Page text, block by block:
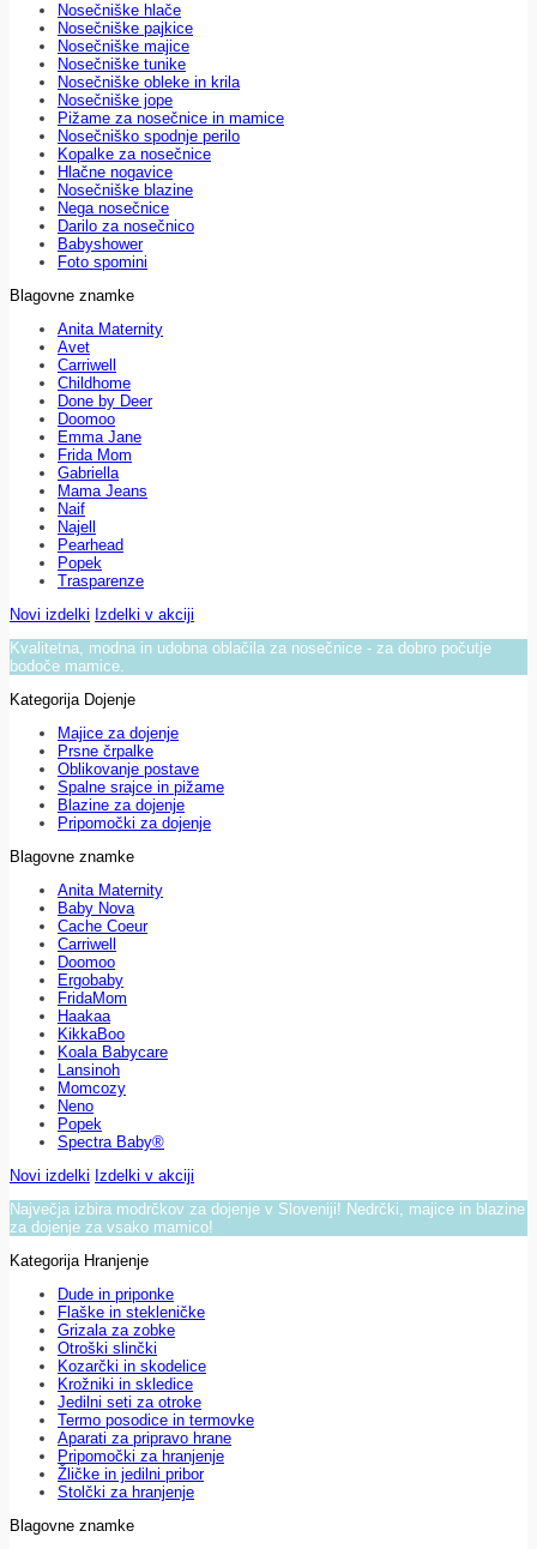
Nosečniške hlače
Nosečniške pajkice
Nosečniške majice
Nosečniške tunike
Nosečniške obleke in krila
Nosečniške jope
Pižame za nosečnice in mamice
Nosečniško spodnje perilo
Kopalke za nosečnice
Hlačne nogavice
Nosečniške blazine
Nega nosečnice
Darilo za nosečnico
Babyshower
Foto spomini
Blagovne znamke
Anita Maternity
Avet
Carriwell
Childhome
Done by Deer
Doomoo
Emma Jane
Frida Mom
Gabriella
Mama Jeans
Naif
Najell
Pearhead
Popek
Trasparenze
Novi izdelki Izdelki v akciji
Kvalitetna, modna in udobna oblačila za nosečnice - za dobro počutje
bodoče mamice.
Kategorija Dojenje
Majice za dojenje
Prsne črpalke
Oblikovanje postave
Spalne srajce in pižame
Blazine za dojenje
Pripomočki za dojenje
Blagovne znamke
Anita Maternity
Baby Nova
Cache Coeur
Carriwell
Doomoo
Ergobaby
FridaMom
Haakaa
KikkaBoo
Koala Babycare
Lansinoh
Momcozy
Neno
Popek
Spectra Baby®
Novi izdelki Izdelki v akciji
Največja izbira modrčkov za dojenje v Sloveniji! Nedrčki, majice in blazine
za dojenje za vsako mamico!
Kategorija Hranjenje
Dude in priponke
Flaške in stekleničke
Grizala za zobke
Otroški slinčki
Kozarčki in skodelice
Krožniki in skledice
Jedilni seti za otroke
Termo posodice in termovke
Aparati za pripravo hrane
Pripomočki za hranjenje
Žličke in jedilni pribor
Stolčki za hranjenje
Blagovne znamke